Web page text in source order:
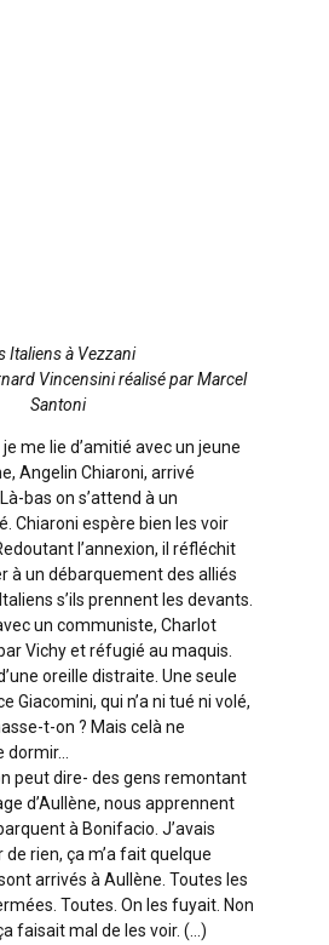
Italiens à Vezzani
Vincensini réalisé par Marcel
Santoni
me lie d’amitié avec un jeune
Angelin Chiaroni, arrivé
bas on s’attend à un
Chiaroni espère bien les voir
l’annexion, il réfléchit
à un débarquement des alliés
s’ils prennent les devants.
un communiste, Charlot
Vichy et réfugié au maquis.
oreille distraite. Une seule
Giacomini, qui n’a ni tué ni volé,
t-on ? Mais celà ne
dormir…
peut dire- des gens remontant
d’Aullène, nous apprennent
à Bonifacio. J’avais
de rien, ça m’a fait quelque
arrivés à Aullène. Toutes les
Toutes. On les fuyait. Non
faisait mal de les voir. (…)